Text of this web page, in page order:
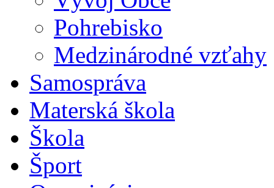
Pohrebisko
Medzinárodné vzťahy
Samospráva
Materská škola
Škola
Šport